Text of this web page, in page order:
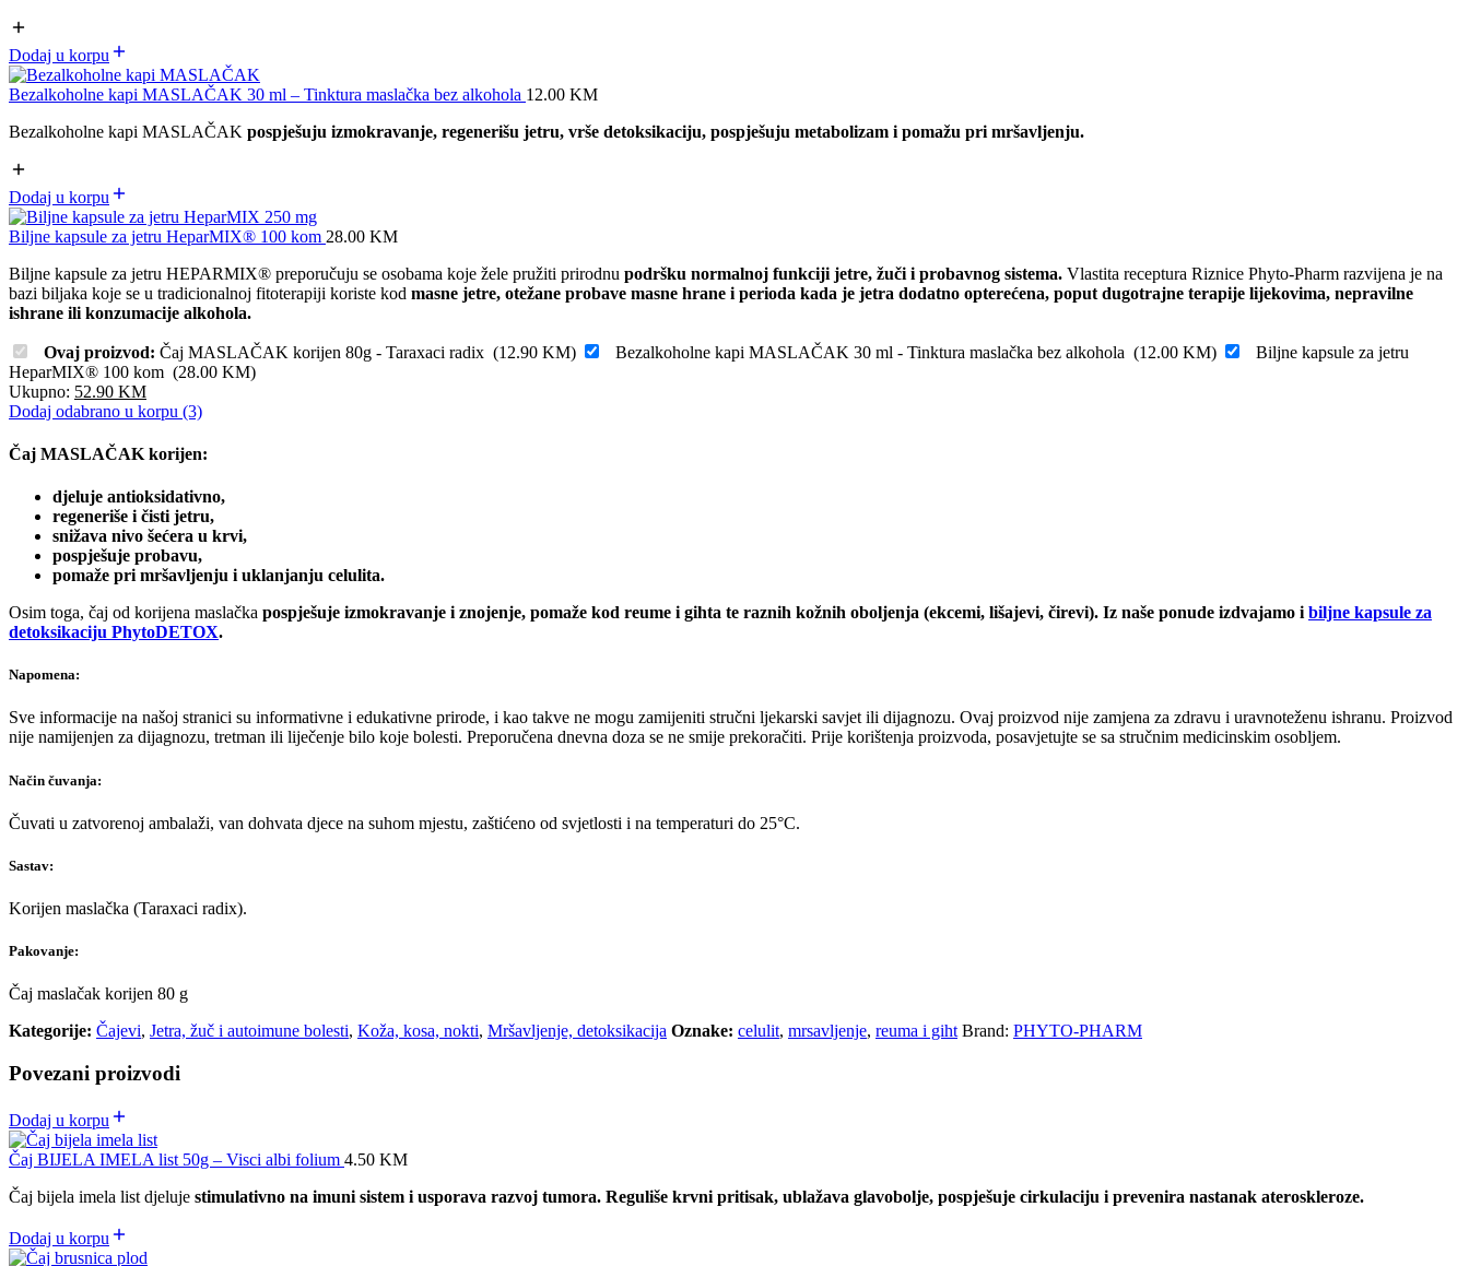
Dodaj u korpu
Bezalkoholne kapi MASLAČAK 30 ml – Tinktura maslačka bez alkohola 12.00 KM
Bezalkoholne kapi MASLAČAK pospješuju izmokravanje, regenerišu jetru, vrše detoksikaciju, pospješuju metabolizam i pomažu pri mršavljenju.
Dodaj u korpu
Biljne kapsule za jetru HeparMIX® 100 kom 28.00 KM
Biljne kapsule za jetru HEPARMIX® preporučuju se osobama koje žele pružiti prirodnu podršku normalnoj funkciji jetre, žuči i probavnog sistema. Vlastita receptura Riznice Phyto-Pharm razvijena je na
bazi biljaka koje se u tradicionalnoj fitoterapiji koriste kod masne jetre, otežane probave masne hrane i perioda kada je jetra dodatno opterećena, poput dugotrajne terapije lijekovima, nepravilne
ishrane ili konzumacije alkohola.
Ovaj proizvod: Čaj MASLAČAK korijen 80g - Taraxaci radix (12.90 KM) Bezalkoholne kapi MASLAČAK 30 ml - Tinktura maslačka bez alkohola (12.00 KM)
Biljne kapsule za jetru
HeparMIX® 100 kom (28.00 KM)
Ukupno: 52.90 KM
Dodaj odabrano u korpu (3)
Čaj MASLAČAK korijen:
djeluje antioksidativno,
regeneriše i čisti jetru,
snižava nivo šećera u krvi,
pospješuje probavu,
pomaže pri mršavljenju i uklanjanju celulita.
Osim toga, čaj od korijena maslačka pospješuje izmokravanje i znojenje, pomaže kod reume i gihta te raznih kožnih oboljenja (ekcemi, lišajevi, čirevi). Iz naše ponude izdvajamo i biljne kapsule za
detoksikaciju PhytoDETOX.
Napomena:
Sve informacije na našoj stranici su informativne i edukativne prirode, i kao takve ne mogu zamijeniti stručni ljekarski savjet ili dijagnozu. Ovaj proizvod nije zamjena za zdravu i uravnoteženu ishranu. Proizvod
nije namijenjen za dijagnozu, tretman ili liječenje bilo koje bolesti. Preporučena dnevna doza se ne smije prekoračiti. Prije korištenja proizvoda, posavjetujte se sa stručnim medicinskim osobljem.
Način čuvanja:
Čuvati u zatvorenoj ambalaži, van dohvata djece na suhom mjestu, zaštićeno od svjetlosti i na temperaturi do 25°C.
Sastav:
Korijen maslačka (Taraxaci radix).
Pakovanje:
Čaj maslačak korijen 80 g
Kategorije: Čajevi, Jetra, žuč i autoimune bolesti, Koža, kosa, nokti, Mršavljenje, detoksikacija Oznake: celulit, mrsavljenje, reuma i giht Brand: PHYTO-PHARM
Povezani proizvodi
Dodaj u korpu
Čaj BIJELA IMELA list 50g – Visci albi folium 4.50 KM
Čaj bijela imela list djeluje stimulativno na imuni sistem i usporava razvoj tumora. Reguliše krvni pritisak, ublažava glavobolje, pospješuje cirkulaciju i prevenira nastanak ateroskleroze.
Dodaj u korpu